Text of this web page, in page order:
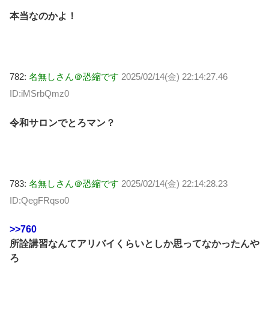
本当なのかよ！
782: 名無しさん＠恐縮です 2025/02/14(金) 22:14:27.46
ID:iMSrbQmz0
令和サロンでとろマン？
783: 名無しさん＠恐縮です 2025/02/14(金) 22:14:28.23
ID:QegFRqso0
>>760
所詮講習なんてアリバイくらいとしか思ってなかったんや
ろ